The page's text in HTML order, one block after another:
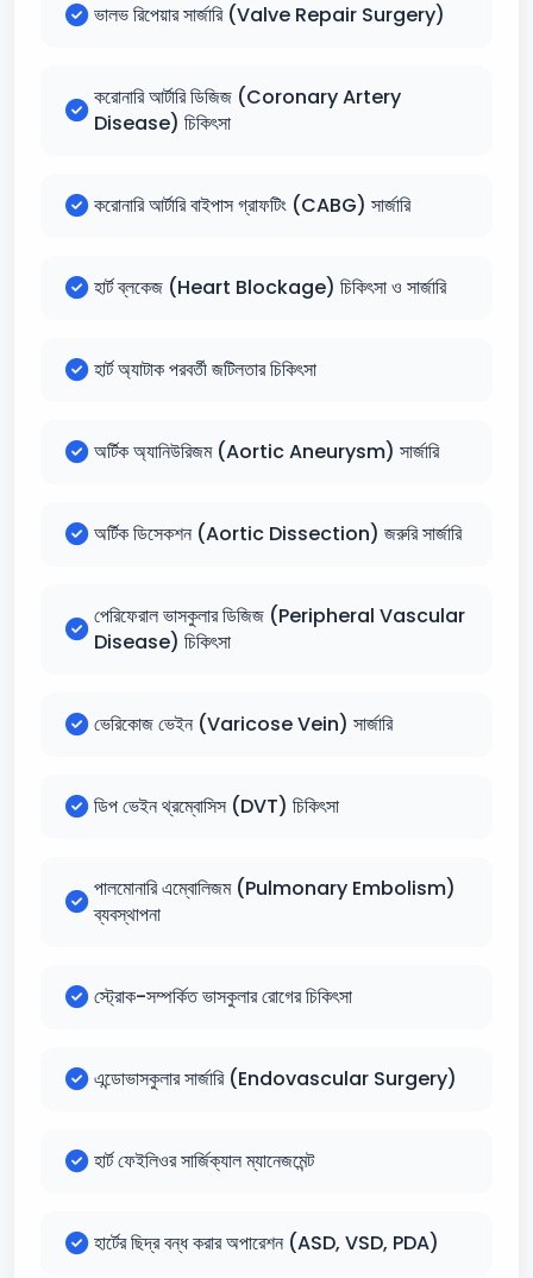
ভালভ রিপেয়ার সার্জারি (Valve Repair Surgery)
করোনারি আর্টারি ডিজিজ (Coronary Artery
Disease) চিকিৎসা
করোনারি আর্টারি বাইপাস গ্রাফটিং (CABG) সার্জারি
হার্ট ব্লকেজ (Heart Blockage) চিকিৎসা ও সার্জারি
হার্ট অ্যাটাক পরবর্তী জটিলতার চিকিৎসা
অর্টিক অ্যানিউরিজম (Aortic Aneurysm) সার্জারি
অর্টিক ডিসেকশন (Aortic Dissection) জরুরি সার্জারি
পেরিফেরাল ভাসকুলার ডিজিজ (Peripheral Vascular
Disease) চিকিৎসা
ভেরিকোজ ভেইন (Varicose Vein) সার্জারি
ডিপ ভেইন থ্রম্বোসিস (DVT) চিকিৎসা
পালমোনারি এম্বোলিজম (Pulmonary Embolism)
ব্যবস্থাপনা
স্ট্রোক-সম্পর্কিত ভাসকুলার রোগের চিকিৎসা
এন্ডোভাসকুলার সার্জারি (Endovascular Surgery)
হার্ট ফেইলিওর সার্জিক্যাল ম্যানেজমেন্ট
হার্টের ছিদ্র বন্ধ করার অপারেশন (ASD, VSD, PDA)